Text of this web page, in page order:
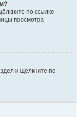
по ссылке
просмотра
и щёлкните по